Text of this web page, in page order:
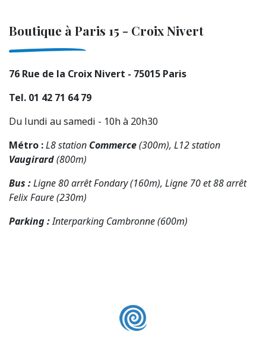
Boutique à Paris 15 - Croix Nivert
76 Rue de la Croix Nivert - 75015 Paris
Tel. 01 42 71 64 79
Du lundi au samedi - 10h à 20h30
Métro :L8 station Commerce(300m), L12 station
Vaugirard(800m)
Bus :Ligne 80 arrêt Fondary (160m), Ligne 70 et 88 arrêt
Felix Faure (230m)
Parking :Interparking Cambronne (600m)